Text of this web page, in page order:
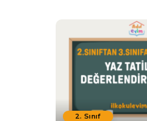
2. Sınıf